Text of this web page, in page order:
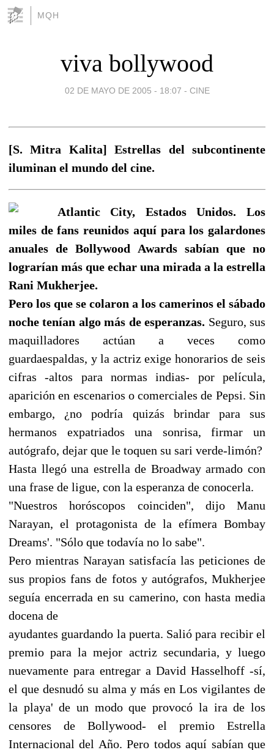
MQH
viva bollywood
02 DE MAYO DE 2005 - 18:07 - CINE
[S. Mitra Kalita] Estrellas del subcontinente
iluminan el mundo del cine.
Atlantic City, Estados Unidos. Los
miles de fans reunidos aquí para los galardones
anuales de Bollywood Awards sabían que no
lograrían más que echar una mirada a la estrella
Rani Mukherjee.
Pero los que se colaron a los camerinos el sábado
noche tenían algo más de esperanzas. Seguro, sus
maquilladores actúan a veces como
guardaespaldas, y la actriz exige honorarios de seis
cifras -altos para normas indias- por película,
aparición en escenarios o comerciales de Pepsi. Sin
embargo, ¿no podría quizás brindar para sus
hermanos expatriados una sonrisa, firmar un
autógrafo, dejar que le toquen su sari verde-limón?
Hasta llegó una estrella de Broadway armado con
una frase de ligue, con la esperanza de conocerla.
"Nuestros horóscopos coinciden", dijo Manu
Narayan, el protagonista de la efímera Bombay
Dreams'. "Sólo que todavía no lo sabe".
Pero mientras Narayan satisfacía las peticiones de
sus propios fans de fotos y autógrafos, Mukherjee
seguía encerrada en su camerino, con hasta media
docena de
ayudantes guardando la puerta. Salió para recibir el
premio para la mejor actriz secundaria, y luego
nuevamente para entregar a David Hasselhoff -sí,
el que desnudó su alma y más en Los vigilantes de
la playa' de un modo que provocó la ira de los
censores de Bollywood- el premio Estrella
Internacional del Año. Pero todos aquí sabían que